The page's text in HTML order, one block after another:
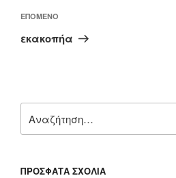
Επόμενο
άρθρο
ΕΠΌΜΕΝΟ
εκακοπήα
για:
ΠΡΌΣΦΑΤΑ ΣΧΌΛΙΑ